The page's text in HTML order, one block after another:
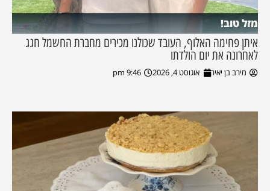
מזל טוב!
איתן פחימה האלוף, העובד שכולנו מכירים מחברת החשמל חגג
לאחרונה את יום הולדתו
מירב בן יאיר אוגוסט 4, 2026 9:46 pm